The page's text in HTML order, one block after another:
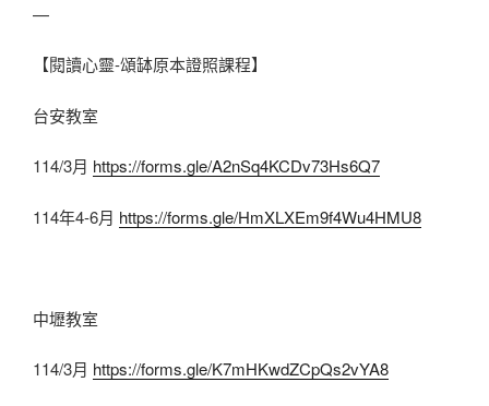
—
【閱讀心靈-頌缽原本證照課程】
台安教室
114/3月 https://forms.gle/A2nSq4KCDv73Hs6Q7
114年4-6月 https://forms.gle/HmXLXEm9f4Wu4HMU8
中壢教室
114/3月 https://forms.gle/K7mHKwdZCpQs2vYA8